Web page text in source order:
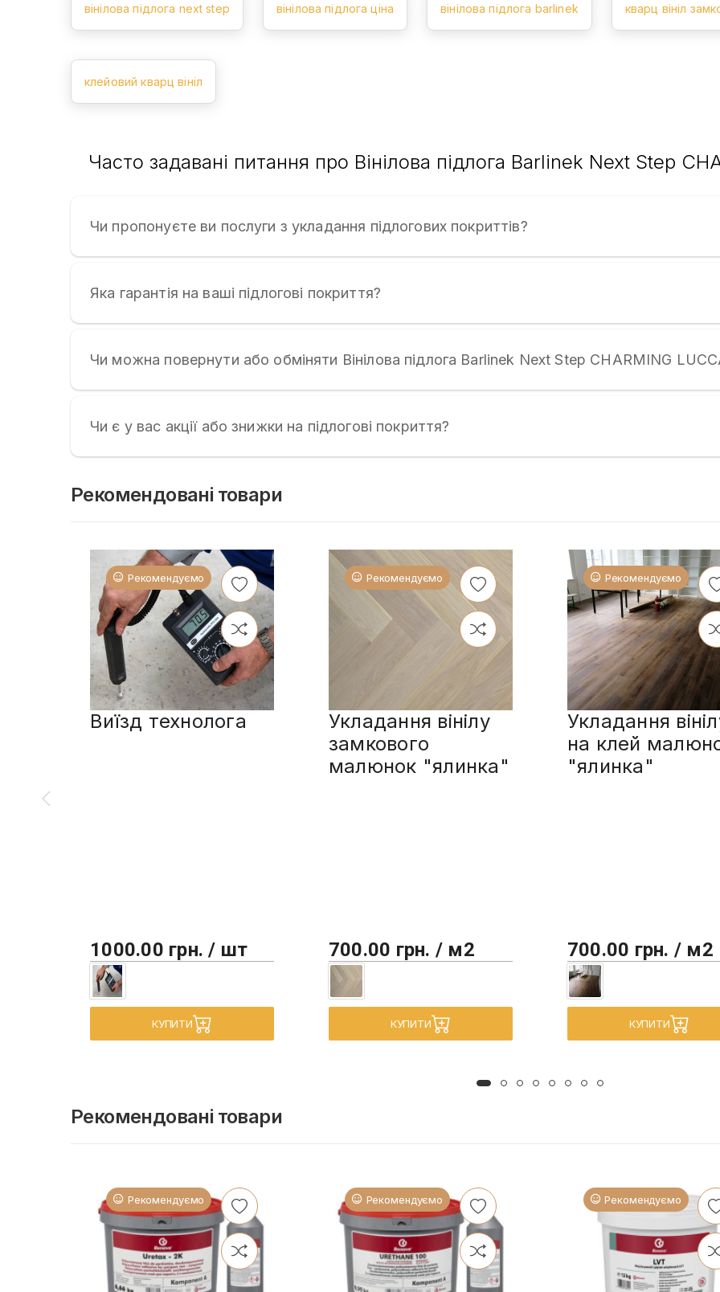
вінілова підлога next step вінілова підлога ціна вінілова підлога barlinek кварц вініл
клейовий кварц вініл
Часто задавані питання про Вінілова підлога Barlinek Next Step
Чи пропонуєте ви послуги з укладання підлогових покриттів?
Яка гарантія на ваші підлогові покриття?
Чи можна повернути або обміняти Вінілова підлога Barlinek Next Step CHARMING
Чи є у вас акції або знижки на підлогові покриття?
Рекомендовані товари
Рекомендуємо
Виїзд технолога
1000.00 грн. / шт
КУПИТИ
Рекомендуємо
Укладання вінілу
замкового
малюнок "ялинка"
700.00 грн. / м2
КУПИТИ
Рекомендуємо
Укладання
на клей
"ялинка"
700.00 грн. / м2
КУПИТИ
Рекомендовані товари
Рекомендуємо Рекомендуємо Рекомендуємо